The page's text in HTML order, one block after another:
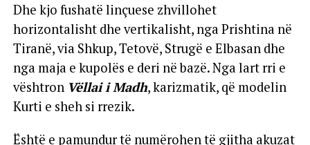
Dhe kjo fushatë linçuese zhvillohet
horizontalisht dhe vertikalisht, nga Prishtina në
Tiranë, via Shkup, Tetovë, Strugë e Elbasan dhe
nga maja e kupolës e deri në bazë. Nga lart rri e
vështron Vëllai i Madh, karizmatik, që modelin
Kurti e sheh si rrezik.
Është e pamundur të numërohen të gjitha akuzat